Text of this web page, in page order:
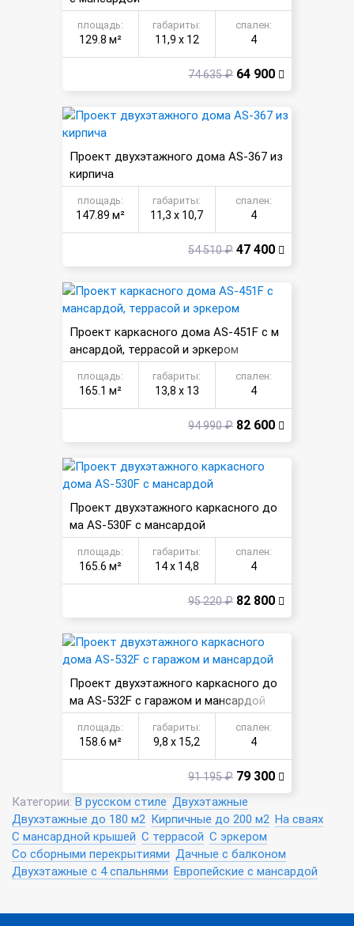
площадь:
129.8 м²
габариты:
11,9 х 12
спален:
4
74 635 ₽ 64 900
Проект двухэтажного дома AS-367 из
кирпича
площадь:
147.89 м²
габариты:
11,3 х 10,7
спален:
4
54 510 ₽ 47 400
Проект каркасного дома AS-451F с м
ансардой, террасой и эркером
площадь:
165.1 м²
габариты:
13,8 х 13
спален:
4
94 990 ₽ 82 600
Проект двухэтажного каркасного до
ма AS-530F с мансардой
площадь:
165.6 м²
габариты:
14 х 14,8
спален:
4
95 220 ₽ 82 800
Проект двухэтажного каркасного до
ма AS-532F с гаражом и мансардой
площадь:
158.6 м²
габариты:
9,8 х 15,2
спален:
4
91 195 ₽ 79 300
Категории: В русском стиле Двухэтажные
Двухэтажные до 180 м2 Кирпичные до 200 м2 На сваях
С мансардной крышей С террасой С эркером
Со сборными перекрытиями Дачные с балконом
Двухэтажные с 4 спальнями Европейские с мансардой